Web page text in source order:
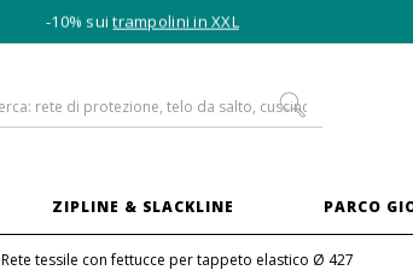
-10% suitrampolini in XXL
ZIPLINE & SLACKLINE PARCO
Rete tessile con fettucce per tappeto elastico Ø 427